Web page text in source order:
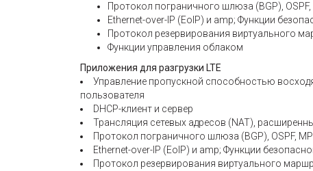
Протокол пограничного шлюза (BGP), OSPF,
Ethernet-over-IP (EoIP) и amp; Функции
Протокол резервирования виртуального
Функции управления облаком
Приложения для разгрузки LTE
Управление пропускной способностью
пользователя
DHCP-клиент и сервер
Трансляция сетевых адресов (NAT),
Протокол пограничного шлюза (BGP), OSPF,
Ethernet-over-IP (EoIP) и amp; Функции
Протокол резервирования виртуального